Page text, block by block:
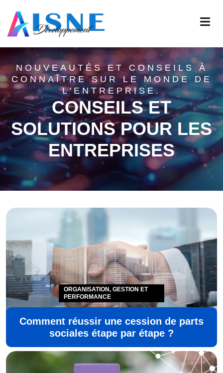
NOUVEAUTÉS ET CONSEILS À
CONNAÎTRE SUR LE MONDE DE
L'ENTREPRISE.
CONSEILS ET
SOLUTIONS POUR LES
ENTREPRISES
ORGANISATION, GESTION ET
PERFORMANCE
Comment réussir une cession de parts
sociales étape par étape ?